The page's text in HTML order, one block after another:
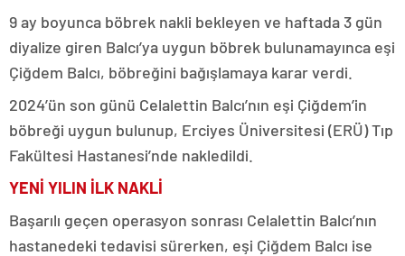
9 ay boyunca böbrek nakli bekleyen ve haftada 3 gün
diyalize giren Balcı’ya uygun böbrek bulunamayınca eşi
Çiğdem Balcı, böbreğini bağışlamaya karar verdi.
2024’ün son günü Celalettin Balcı’nın eşi Çiğdem’in
böbreği uygun bulunup, Erciyes Üniversitesi (ERÜ) Tıp
Fakültesi Hastanesi’nde nakledildi.
YENİ YILIN İLK NAKLİ
Başarılı geçen operasyon sonrası Celalettin Balcı’nın
hastanedeki tedavisi sürerken, eşi Çiğdem Balcı ise